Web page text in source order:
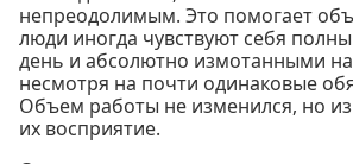
непреодолимым. Это помогает
люди иногда чувствуют себя
день и абсолютно измотанными
несмотря на почти одинаковые
Объем работы не изменился, но
их восприятие.